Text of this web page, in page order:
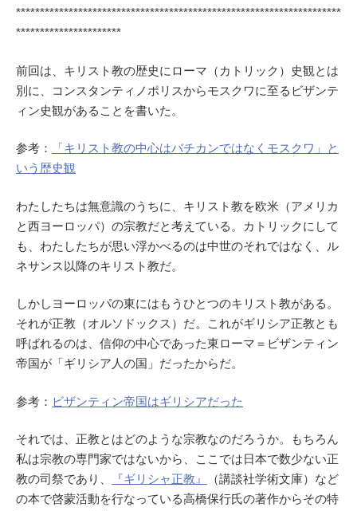
********************************************************************
**********************
前回は、キリスト教の歴史にローマ（カトリック）史観とは
別に、コンスタンティノポリスからモスクワに至るビザンテ
ィン史観があることを書いた。
参考：
「キリスト教の中心はバチカンではなくモスクワ」と
いう歴史観
わたしたちは無意識のうちに、キリスト教を欧米（アメリカ
と西ヨーロッパ）の宗教だと考えている。カトリックにして
も、わたしたちが思い浮かべるのは中世のそれではなく、ル
ネサンス以降のキリスト教だ。
しかしヨーロッパの東にはもうひとつのキリスト教がある。
それが正教（オルソドックス）だ。これがギリシア正教とも
呼ばれるのは、信仰の中心であった東ローマ＝ビザンティン
帝国が「ギリシア人の国」だったからだ。
参考： ビザンティン帝国はギリシアだった
それでは、正教とはどのような宗教なのだろうか。もちろん
私は宗教の専門家ではないから、ここでは日本で数少ない正
教の司祭であり、
『ギリシャ正教』
（講談社学術文庫）など
の本で啓蒙活動を行なっている高橋保行氏の著作からその特